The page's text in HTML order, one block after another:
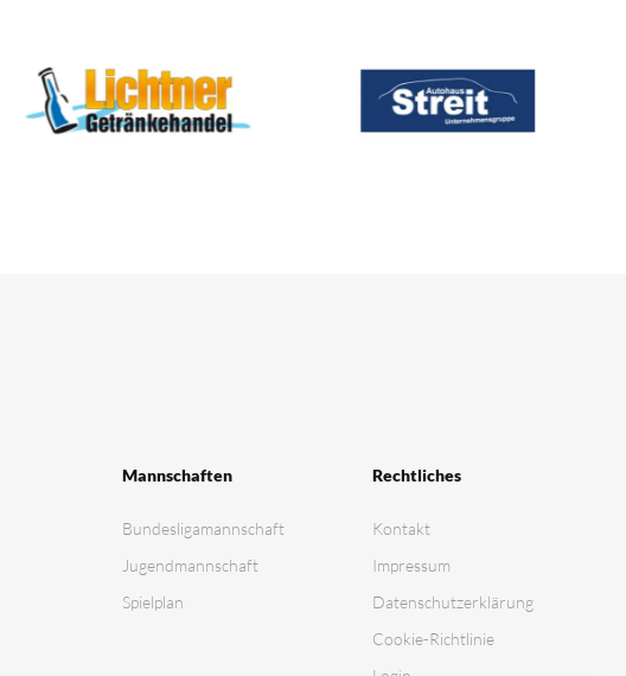
Mannschaften
Bundesligamannschaft
Jugendmannschaft
Spielplan
Rechtliches
Kontakt
Impressum
Datenschutz­erklärung
Cookie-Richtlinie